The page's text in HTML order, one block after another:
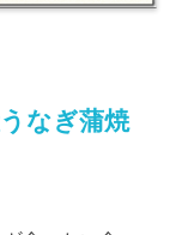
なぎ蒲焼